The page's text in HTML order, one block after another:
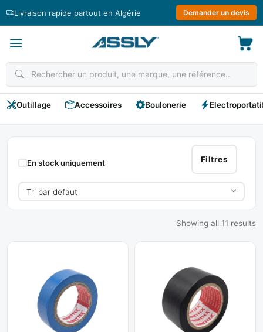
Livraison rapide partout en Algérie Demander un devis
Outillage Accessoires Boulonerie
Chatterton
Filtres
En stock uniquement
Showing all 11 results